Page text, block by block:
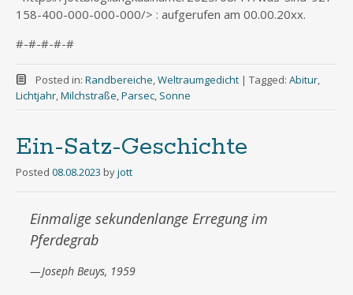
158-400-000-000-000/> : aufgerufen am 00.00.20xx.
#-#-#-#-#
Posted in: Randbereiche Weltraumgedicht | Tagged: Abitur,
Lichtjahr Milchstraße Parsec Sonne
Ein-Satz-Geschichte
Posted 08.08.2023 byjott
Einmalige sekundenlange Erregung im
Pferdegrab
Joseph Beuys, 1959